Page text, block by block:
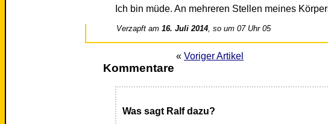
Ich bin müde. An mehreren Stellen meines
Verzapft am16. Juli 2014, so um 07 Uhr 05
« Voriger Artikel
Kommentare
Was sagt Ralf dazu?